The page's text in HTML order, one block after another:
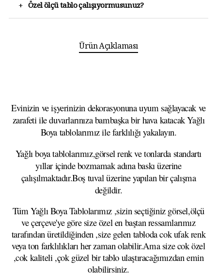
+ Özel ölçü tablo çalışıyormusunuz?
Ürün Açıklaması
Evinizin ve işyerinizin dekorasyonuna uyum sağlayacak ve
zarafeti ile duvarlarınıza bambaşka bir hava katacak Yağlı
Boya tablolarımız ile farklılığı yakalayın.
Yağlı boya tablolarımız,görsel renk ve tonlarda standartı
yıllar içinde bozmamak adına baskı üzerine
çalışılmaktadır.Boş tuval üzerine yapılan bir çalışma
değildir.
Tüm Yağlı Boya Tablolarımız ,sizin seçtiğiniz görsel,ölçü
ve çerçeve'ye göre size özel en baştan ressamlarımız
tarafından üretildiğinden ,size gelen tabloda cok ufak renk
veya ton farklılıkları her zaman olabilir.Ama size cok özel
,cok kaliteli ,çok güzel bir tablo ulaştıracağımızdan emin
olabilirsiniz.